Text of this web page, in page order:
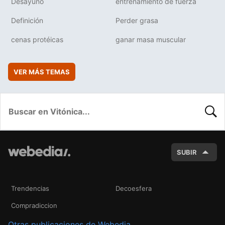
Definición Perder grasa
cenas protéicas ganar masa muscular
VER MÁS TEMAS
SUBIR
Trendencias Decoesfera
Compradiccion